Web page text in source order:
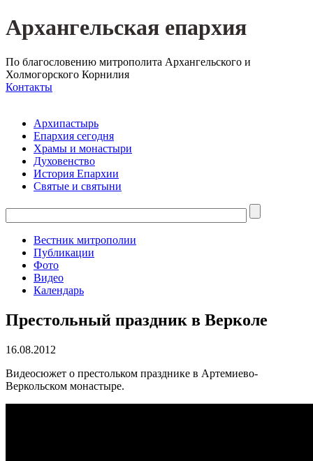
Архангельская епархия
По благословению митрополита Архангельского и
Холмогорского Корнилия
Контакты
Архипастырь
Епархия сегодня
Храмы и монастыри
Духовенство
История Епархии
Святые и святыни
Вестник митрополии
Публикации
Фото
Видео
Календарь
Престольный праздник в Верколе
16.08.2012
Видеосюжет о престольком празднике в Артемиево-
Веркольском монастыре.